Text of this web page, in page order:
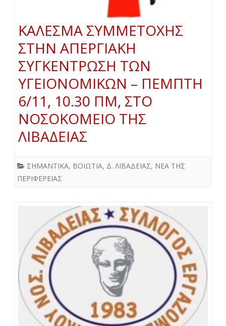
ΚΑΛΕΣΜΑ ΣΥΜΜΕΤΟΧΗΣ
ΣΤΗΝ ΑΠΕΡΓΙΑΚΗ
ΣΥΓΚΕΝΤΡΩΣΗ ΤΩΝ
ΥΓΕΙΟΝΟΜΙΚΩΝ – ΠΕΜΠΤΗ
6/11, 10.30 ΠΜ, ΣΤΟ
ΝΟΣΟΚΟΜΕΙΟ ΤΗΣ
ΛΙΒΑΔΕΙΑΣ
ΣΗΜΑΝΤΙΚΑ, ΒΟΙΩΤΙΑ, Δ. ΛΙΒΑΔΕΙΑΣ, ΝΕΑ ΤΗΣ
ΠΕΡΙΦΕΡΕΙΑΣ